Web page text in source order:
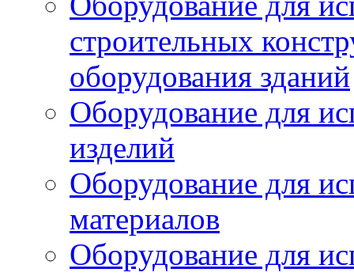
строительных
оборудования зданий
Оборудование для
изделий
Оборудование для
материалов
Оборудование для